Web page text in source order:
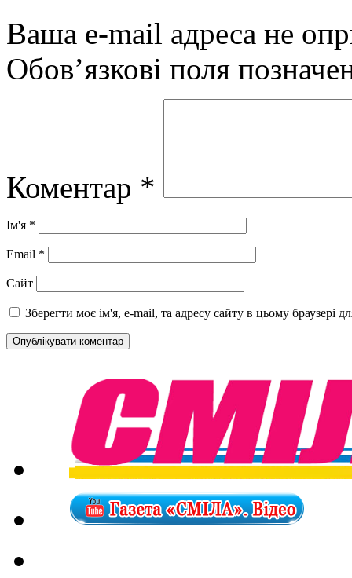
Ваша e-mail адреса не
Обов’язкові поля
Коментар *
Ім'я *
Email *
Сайт
Зберегти моє ім'я, e-mail, та адресу сайту в цьому браузері